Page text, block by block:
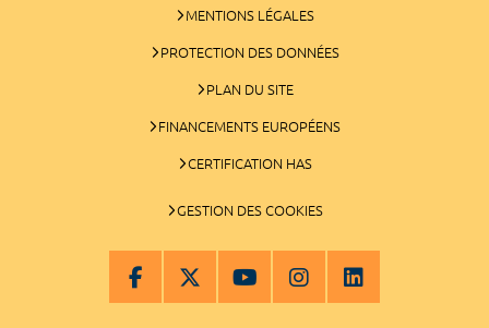
MENTIONS LÉGALES
PROTECTION DES DONNÉES
PLAN DU SITE
FINANCEMENTS EUROPÉENS
CERTIFICATION HAS
GESTION DES COOKIES